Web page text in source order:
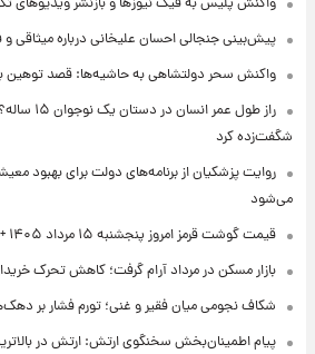
پیش‌بینی جنجالی احسان علیخانی درباره میثاقی
واکنش سحر دولتشاهی به حاشیه‌ها: قصد توهین
راز طول عمر
شگفت‌زده کرد
روایت پزشکیان از برنامه‌های دولت برای بهبود
می‌شود
قیمت گوشت قرمز امروز پنجشنبه ۱۵ مرداد ۱۴۰۵ +جدول
بازار مسکن در مرداد آرام گرفت؛ کاهش تحرک
شکاف نجومی میان فقیر و غنی؛ تورم فشار بر
پیام اطمینان‌بخش سخنگوی ارتش: ارتش در